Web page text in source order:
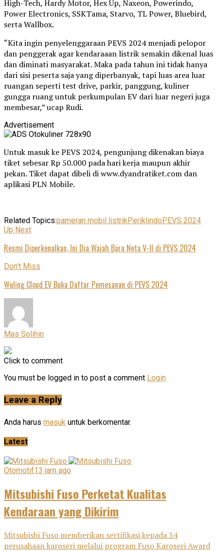
High-Tech, Hardy Motor, Hex Up, Naxeon, Powerindo,
Power Electronics, SSKTama, Starvo, TL Power, Bluebird,
serta Wallbox.
“Kita ingin penyelenggaraan PEVS 2024 menjadi pelopor
dan penggerak agar kendaraaan listrik semakin dikenal luas
dan diminati masyarakat. Maka pada tahun ini tidak hanya
dari sisi peserta saja yang diperbanyak, tapi luas area luar
ruangan seperti test drive, parkir, panggung, kuliner
gungga ruang untuk perkumpulan EV dari luar negeri juga
membesar,” ucap Rudi.
Advertisement
Untuk masuk ke PEVS 2024, pengunjung dikenakan biaya
tiket sebesar Rp 50.000 pada hari kerja maupun akhir
pekan. Tiket dapat dibeli di www.dyandratiket.com dan
aplikasi PLN Mobile.
Related Topics:pameran mobil listrikPeriklindoPEVS 2024
Up Next
Resmi Diperkenalkan, Ini Dia Wajah Baru Neta V-II di PEVS 2024
Don't Miss
Wuling Cloud EV Buka Daftar Pemesanan di PEVS 2024
Mas Solihin
Click to comment
You must be logged in to post a comment Login
Leave a Reply
Anda harus masuk untuk berkomentar.
Latest
Otomotif13 jam ago
Mitsubishi Fuso Perketat Kualitas
Kendaraan yang Dikirim
Mitsubishi Fuso memberikan sertifikasi kepada 34
perusahaan karoseri melalui program Fuso Karoseri Award